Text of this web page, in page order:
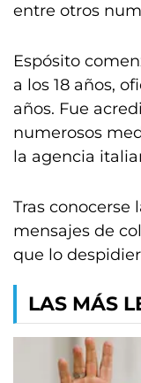
entre otros
Espósito
a los 18 años,
años. Fue
numerosos
la agencia
Tras
mensajes de
que lo
LAS MÁS